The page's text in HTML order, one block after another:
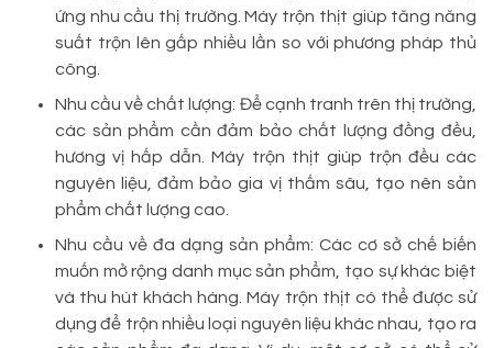
ứng nhu cầu thị trường. Máy trộn thịt giúp tăng năng
suất trộn lên gấp nhiều lần so với phương pháp thủ
công.
Nhu cầu về chất lượng: Để cạnh tranh trên thị trường,
các sản phẩm cần đảm bảo chất lượng đồng đều,
hương vị hấp dẫn. Máy trộn thịt giúp trộn đều các
nguyên liệu, đảm bảo gia vị thấm sâu, tạo nên sản
phẩm chất lượng cao.
Nhu cầu về đa dạng sản phẩm: Các cơ sở chế biến
muốn mở rộng danh mục sản phẩm, tạo sự khác biệt
và thu hút khách hàng. Máy trộn thịt có thể được sử
dụng để trộn nhiều loại nguyên liệu khác nhau, tạo ra